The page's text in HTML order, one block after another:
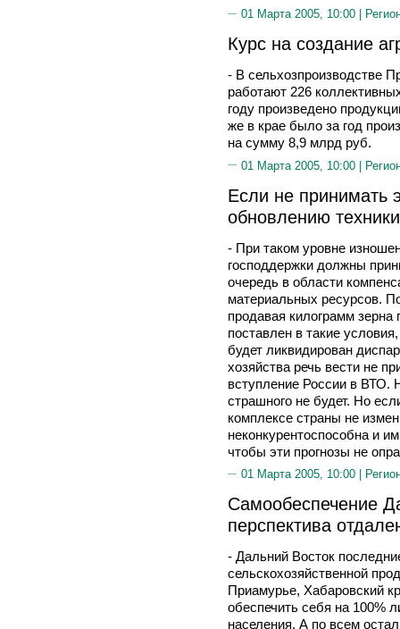
01 Марта 2005, 10:00 |
Курс на создание
- В сельхозпроизводстве
работают 226
году произведено
же в крае было за год
на сумму 8,9 млрд руб.
01 Марта 2005, 10:00 |
Если не принимать
обновлению
- При таком уровне
господдержки должны
очередь в области
материальных ресурсов.
продавая килограмм зерна
поставлен в такие
будет ликвидирован
хозяйства речь вести не
вступление России в ВТО.
страшного не будет. Но
комплексе страны не
неконкурентоспособна и
чтобы эти прогнозы не
01 Марта 2005, 10:00 |
Самообеспечение
перспектива
- Дальний Восток
сельскохозяйственной
Приамурье, Хабаровский
обеспечить себя на 100%
населения. А по всем